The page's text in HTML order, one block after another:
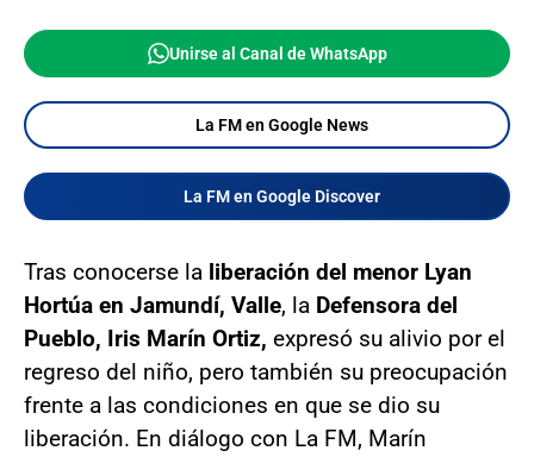
Unirse al Canal de WhatsApp
La FM en Google News
La FM en Google Discover
Tras conocerse la liberación del menor Lyan
Hortúa en Jamundí, Valle, la Defensora del
Pueblo, Iris Marín Ortiz, expresó su alivio por el
regreso del niño, pero también su preocupación
frente a las condiciones en que se dio su
liberación. En diálogo con La FM, Marín